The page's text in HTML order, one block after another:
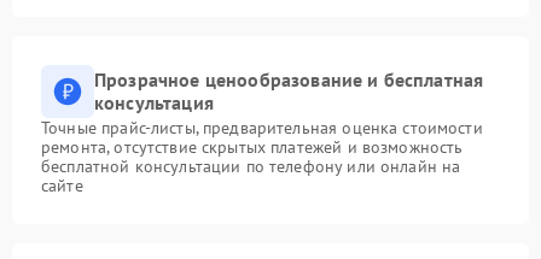
Прозрачное ценообразование и бесплатная
консультация
Точные прайс-листы, предварительная оценка стоимости
ремонта, отсутствие скрытых платежей и возможность
бесплатной консультации по телефону или онлайн на
сайте